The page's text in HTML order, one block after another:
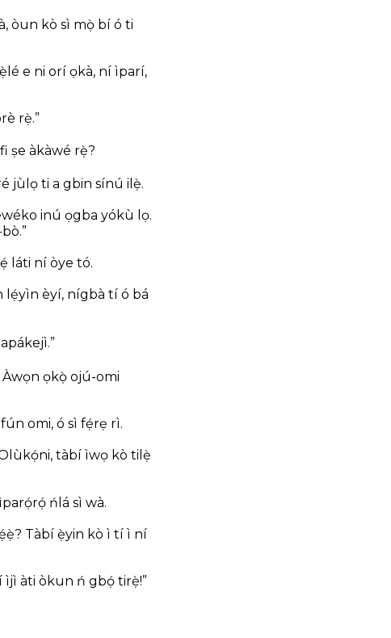
òun kò sì mọ̀ bí ó ti
e ni orí ọkà, ní ìparí,
rẹ̀.”
ṣe àkàwé rẹ̀?
jùlọ ti a gbin sínú ilẹ̀.
inú ọgba yókù lọ.
láti ní òye tó.
lẹ́yìn èyí, nígbà tí ó bá
ọkọ̀ ojú-omi
omi, ó sì fẹ́rẹ rì.
tàbí ìwọ kò tilẹ̀
ńlá sì wà.
Tàbí ẹ̀yin kò ì tí ì ní
ìjì àti òkun ń gbọ́ tirẹ̀!”